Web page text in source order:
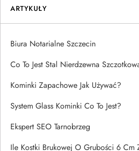
ARTYKUŁY
Biura Notarialne Szczecin
Co To Jest Stal Nierdzewna
Kominki Zapachowe Jak Używać?
System Glass Kominki Co To Jest?
Ekspert SEO Tarnobrzeg
Ile Kostki Brukowej O Grubości 6 Cm